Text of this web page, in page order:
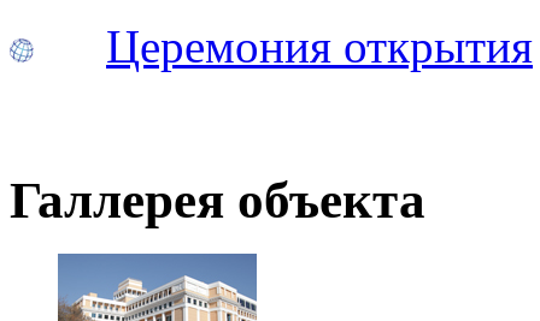
Церемония открытия
Галлерея объекта